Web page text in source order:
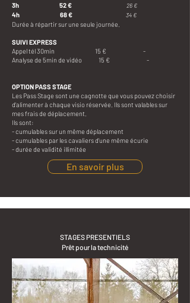
3h 52 € 26 €
4h 68 € 34 €
Durée à répartir sur une seule journée.
SUIVI EXPRESS
Appel tél 30min 15 € -
Analyse de 5min de vidéo 15 € -
OPTION PASS STAGE
Les Pass Stage sont une cagnotte que vous pouvez choisir
d'alimenter à chaque visio réservée. Ils sont valables sur
mes frais de déplacement.
Ils sont:
- cumulables sur un même déplacement
- cumulables par les cavaliers d'une même écurie
- durée de validité illimitée
En savoir plus
STAGES PRESENTIELS
Prêt pour la technicité